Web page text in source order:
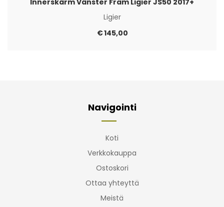
Innerskärm Vänster Fram Ligier JS50 2017+
Ligier
€145,00
Navigointi
Koti
Verkkokauppa
Ostoskori
Ottaa yhteyttä
Meistä